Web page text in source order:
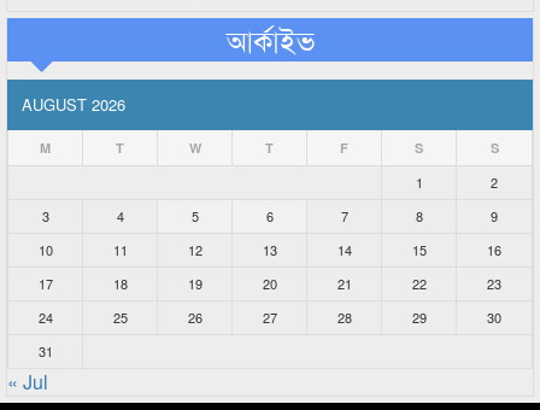
আর্কাইভ
AUGUST 2026
M T W T F S S
1
2
3
4 5 6 7 8
9
10
11 12 13 14 15
16
17
18 19 20 21 22
23
24
25 26 27 28 29
30
31
« Jul